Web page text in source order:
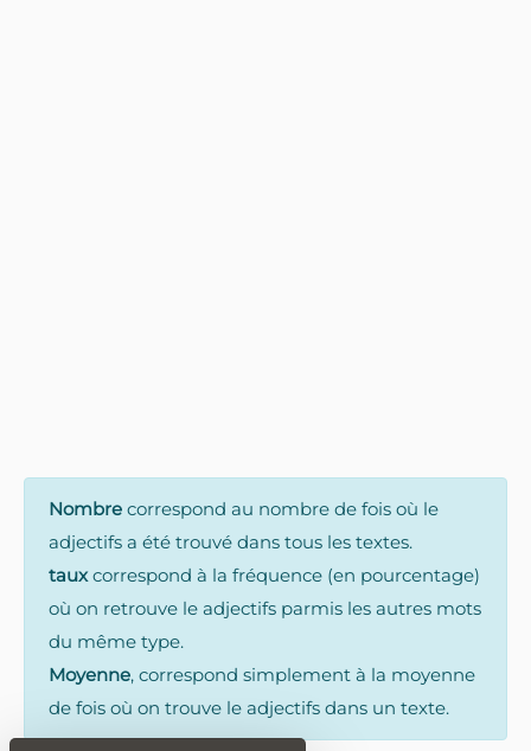
Nombre correspond au nombre de fois où le
adjectifs a été trouvé dans tous les textes.
tauxcorrespond à la fréquence (en pourcentage)
où on retrouve le adjectifs parmis les autres mots
du même type.
Moyenne, correspond simplement à la moyenne
de fois où on trouve le adjectifs dans un texte.